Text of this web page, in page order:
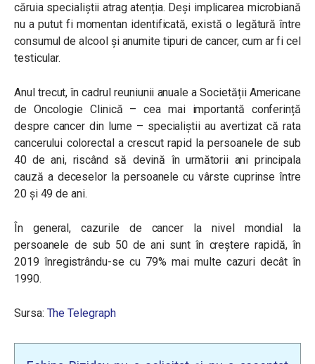
căruia specialiștii atrag atenția. Deși implicarea microbiană
nu a putut fi momentan identificată, există o legătură între
consumul de alcool și anumite tipuri de cancer, cum ar fi cel
testicular.
Anul trecut, în cadrul reuniunii anuale a Societății Americane
de Oncologie Clinică – cea mai importantă conferință
despre cancer din lume – specialiștii au avertizat că rata
cancerului colorectal a crescut rapid la persoanele de sub
40 de ani, riscând să devină în următorii ani principala
cauză a deceselor la persoanele cu vârste cuprinse între
20 și 49 de ani.
În general, cazurile de cancer la nivel mondial la
persoanele de sub 50 de ani sunt în creștere rapidă, în
2019 înregistrându-se cu 79% mai multe cazuri decât în
1990.
Sursa: The Telegraph